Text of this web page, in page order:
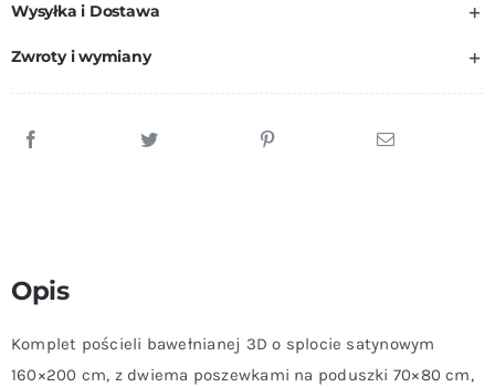
Wysyłka i Dostawa
Zwroty i wymiany
Opis
Komplet pościeli bawełnianej 3D o splocie satynowym
160×200 cm, z dwiema poszewkami na poduszki 70×80 cm,